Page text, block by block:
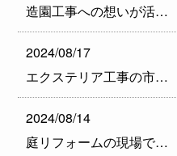
造園工事への想いが活…
2024/08/17
エクステリア工事の市…
2024/08/14
庭リフォームの現場で…